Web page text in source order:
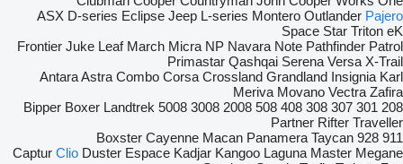
ASX D-series Eclipse Jeep L-series Montero Outlander Pajero
Space Star Triton eK
Frontier Juke Leaf March Micra NP Navara Note Pathfinder Patrol
Primastar Qashqai Serena Versa X-Trail
AntaraAstra Combo Corsa Crossland Grandland Insignia Karl
Meriva Movano Vectra Zafira
208
301
307
308
408
508
2008
3008
5008
Bipper Boxer Landtrek
Partner Rifter Traveller
911
928
Boxster Cayenne Macan Panamera Taycan
Captur Clio Duster Espace Kadjar Kangoo Laguna Master Megane